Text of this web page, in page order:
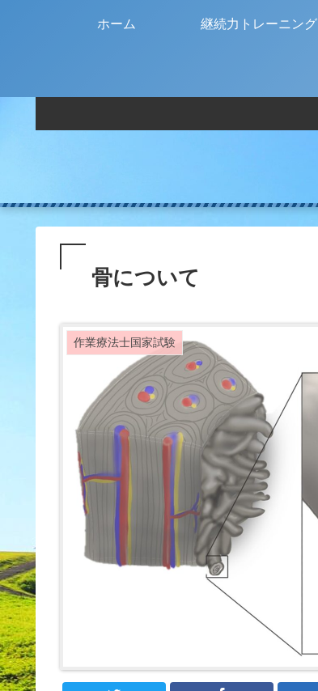
ホーム 継続力トレーニング
骨について
作業療法士国家試験